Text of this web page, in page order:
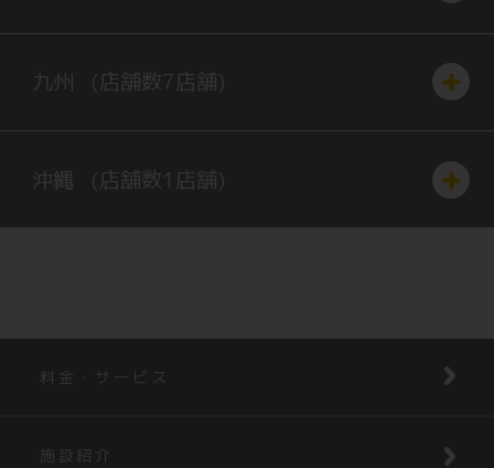
九州 (店舗数7店舗)
沖縄 (店舗数 1 店舗)
料金・サービス
施設紹介